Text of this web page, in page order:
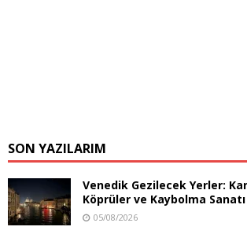
SON YAZILARIM
Venedik Gezilecek Yerler:
Köprüler ve Kaybolma Sanatı
05/08/2026